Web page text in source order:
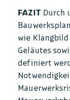
FAZIT Durch
wie
Geläutes
definiert